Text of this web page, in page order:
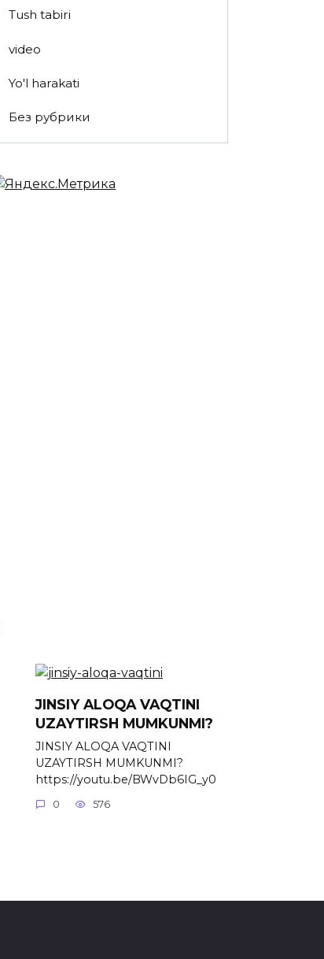
Tush tabiri
video
Yo'l harakati
Без рубрики
JINSIY ALOQA VAQTINI
UZAYTIRSH MUMKUNMI?
JINSIY ALOQA VAQTINI
UZAYTIRSH MUMKUNMI?
https://youtu.be/BWvDb6IG_y0
0 576